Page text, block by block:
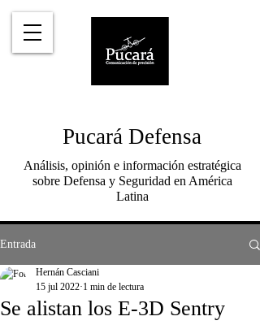
Pucará Defensa
Análisis, opinión e información estratégica
sobre Defensa y Seguridad en América
Latina
Entrada
Se alistan los E-3D Sentry
Hernán Casciani
15 jul 2022 1 min de lectura